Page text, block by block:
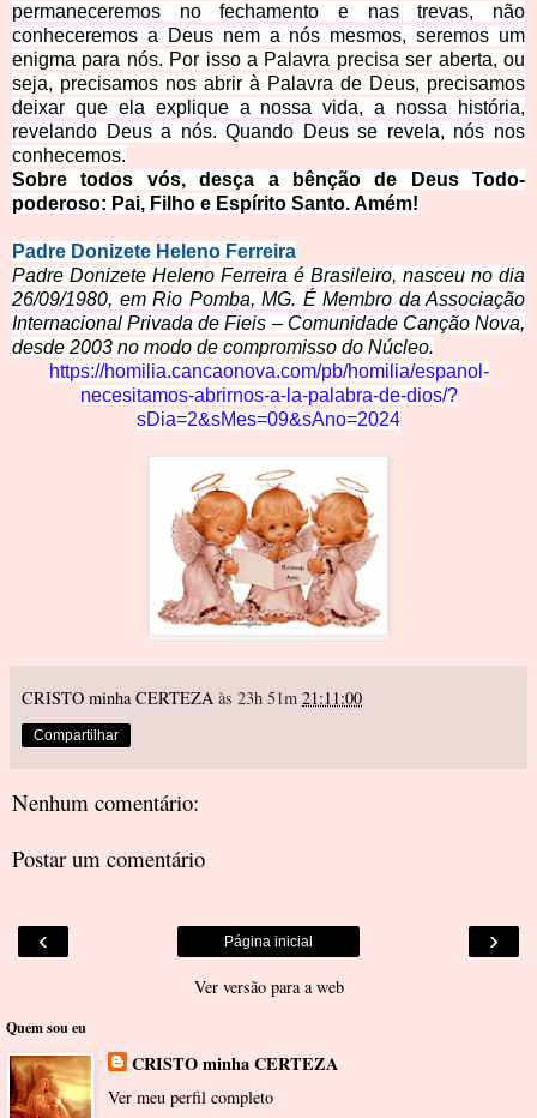
permaneceremos no fechamento e nas trevas, não
conheceremos a Deus nem a nós mesmos, seremos um
enigma para nós. Por isso a Palavra precisa ser aberta, ou
seja, precisamos nos abrir à Palavra de Deus, precisamos
deixar que ela explique a nossa vida, a nossa história,
revelando Deus a nós. Quando Deus se revela, nós nos
conhecemos.
Sobre todos vós, desça a bênção de Deus Todo-
poderoso: Pai, Filho e Espírito Santo. Amém!
Padre Donizete Heleno Ferreira
Padre Donizete Heleno Ferreira é Brasileiro, nasceu no dia
26/09/1980, em Rio Pomba, MG. É Membro da Associação
Internacional Privada de Fieis – Comunidade Canção Nova,
desde 2003 no modo de compromisso do Núcleo.
https://homilia.cancaonova.com/pb/homilia/espanol-
necesitamos-abrirnos-a-la-palabra-de-dios/?
sDia=2&sMes=09&sAno=2024
CRISTO minha CERTEZA às 23h 51m 21:11:00
Compartilhar
Nenhum comentário:
Postar um comentário
‹ ›
Página inicial
Ver versão para a web
Quem sou eu
CRISTO minha CERTEZA
Ver meu perfil completo